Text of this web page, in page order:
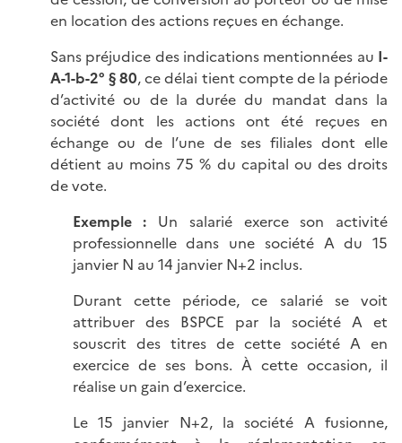
en location des actions reçues en échange.
Sans préjudice des indications mentionnées au I-
A-1-b-2° § 80, ce délai tient compte de la période
d’activité ou de la durée du mandat dans la
société dont les actions ont été reçues en
échange ou de l’une de ses filiales dont elle
détient au moins 75 % du capital ou des droits
de vote.
Exemple : Un salarié exerce son activité
professionnelle dans une société A du 15
janvier N au 14 janvier N+2 inclus.
Durant cette période, ce salarié se voit
attribuer des BSPCE par la société A et
souscrit des titres de cette société A en
exercice de ses bons. À cette occasion, il
réalise un gain d’exercice.
Le 15 janvier N+2, la société A fusionne,